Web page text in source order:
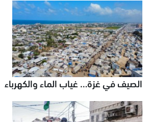
الصيف في غزة… غياب الماء والكهرباء